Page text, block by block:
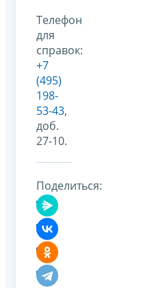
Телефон
для
справок:
+7
(495)
198-
53-43,
доб.
27-10.
Поделиться: